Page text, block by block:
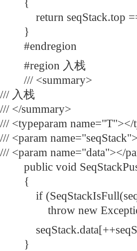
{
return seqStack.top ==
}
#endregion
#region 入栈
/// <summary>
/// 入栈
/// </summary>
/// <typeparam name="T"></
/// <param
/// <param name="data"></
public void
{
if
throw new
}